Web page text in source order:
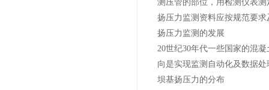
测压管的部位，用检测仪表
扬压力监测资料应按规范要
扬压力监测的发展
20世纪30年代一些国家的混
向是实现监测自动化及数据
坝基扬压力的分布